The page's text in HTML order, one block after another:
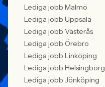
Lediga jobb Malmö
Lediga jobb Uppsala
Lediga jobb Västerås
Lediga jobb Örebro
Lediga jobb Linköping
Lediga jobb Helsingborg
Lediga jobb Jönköping